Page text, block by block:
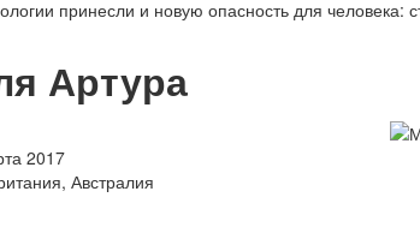
принесли и новую опасность для
Артура
2017
Австралия